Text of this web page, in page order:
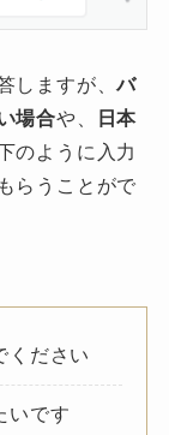
しますが、バ
場合や、
日本
のように入力
らうことがで
ください
いです